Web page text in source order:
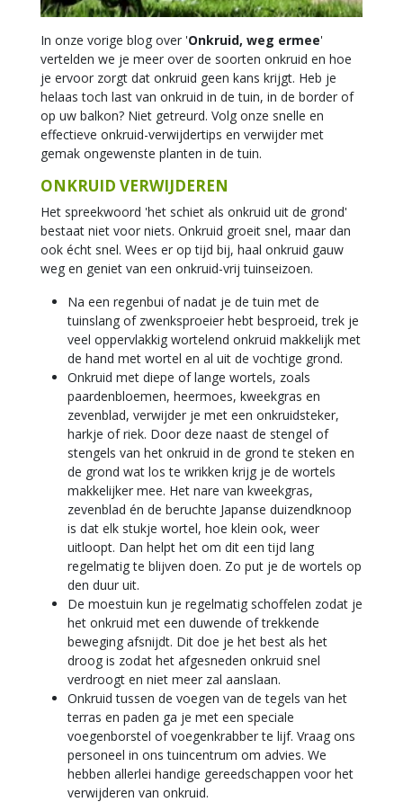
In onze vorige blog over 'Onkruid, weg ermee'
vertelden we je meer over de soorten onkruid en hoe
je ervoor zorgt dat onkruid geen kans krijgt. Heb je
helaas toch last van onkruid in de tuin, in de border of
op uw balkon? Niet getreurd. Volg onze snelle en
effectieve onkruid-verwijdertips en verwijder met
gemak ongewenste planten in de tuin.
ONKRUID VERWIJDEREN
Het spreekwoord 'het schiet als onkruid uit de grond'
bestaat niet voor niets. Onkruid groeit snel, maar dan
ook écht snel. Wees er op tijd bij, haal onkruid gauw
weg en geniet van een onkruid-vrij tuinseizoen.
Na een regenbui of nadat je de tuin met de
tuinslang of zwenksproeier hebt besproeid, trek je
veel oppervlakkig wortelend onkruid makkelijk met
de hand met wortel en al uit de vochtige grond.
Onkruid met diepe of lange wortels, zoals
paardenbloemen, heermoes, kweekgras en
zevenblad, verwijder je met een onkruidsteker,
harkje of riek. Door deze naast de stengel of
stengels van het onkruid in de grond te steken en
de grond wat los te wrikken krijg je de wortels
makkelijker mee. Het nare van kweekgras,
zevenblad én de beruchte Japanse duizendknoop
is dat elk stukje wortel, hoe klein ook, weer
uitloopt. Dan helpt het om dit een tijd lang
regelmatig te blijven doen. Zo put je de wortels op
den duur uit.
De moestuin kun je regelmatig schoffelen zodat je
het onkruid met een duwende of trekkende
beweging afsnijdt. Dit doe je het best als het
droog is zodat het afgesneden onkruid snel
verdroogt en niet meer zal aanslaan.
Onkruid tussen de voegen van de tegels van het
terras en paden ga je met een speciale
voegenborstel of voegenkrabber te lijf. Vraag ons
personeel in ons tuincentrum om advies. We
hebben allerlei handige gereedschappen voor het
verwijderen van onkruid.